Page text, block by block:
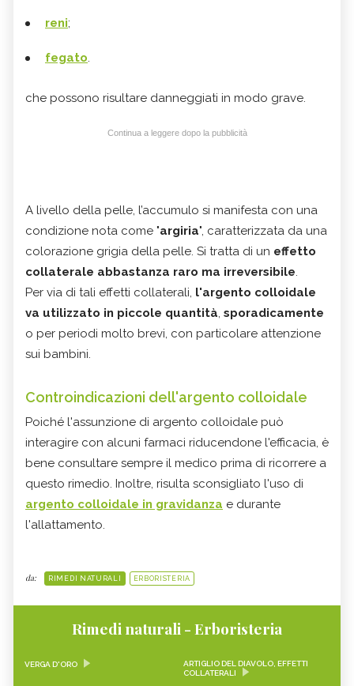
reni;
fegato.
che possono risultare danneggiati in modo grave.
Continua a leggere dopo la pubblicità
A livello della pelle, l’accumulo si manifesta con una
condizione nota come "argiria", caratterizzata da una
colorazione grigia della pelle. Si tratta di un effetto
collaterale abbastanza raro ma irreversibile.
Per via di tali effetti collaterali, l'argento colloidale
va utilizzato in piccole quantità, sporadicamente
o per periodi molto brevi, con particolare attenzione
sui bambini.
Controindicazioni dell'argento colloidale
Poiché l'assunzione di argento colloidale può
interagire con alcuni farmaci riducendone l'efficacia, è
bene consultare sempre il medico prima di ricorrere a
questo rimedio. Inoltre, risulta sconsigliato l'uso di
argento colloidale in gravidanza e durante
l'allattamento.
da: RIMEDI NATURALI ERBORISTERIA
Rimedi naturali - Erboristeria
VERGA D'ORO
ARTIGLIO DEL DIAVOLO, EFFETTI
COLLATERALI